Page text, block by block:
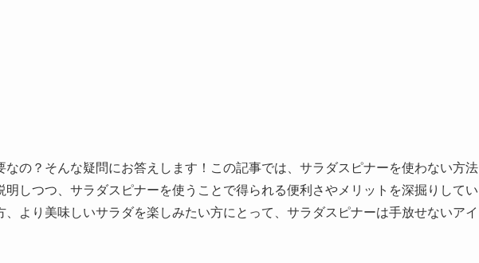
なの？そんな疑問にお答えします！この記事では、サラダスピナーを使わない方法
明しつつ、サラダスピナーを使うことで得られる便利さやメリットを深掘りしてい
、より美味しいサラダを楽しみたい方にとって、サラダスピナーは手放せないアイ